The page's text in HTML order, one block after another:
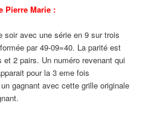
Pierre Marie :
soir avec une série en 9 sur trois
par 49-09=40. La parité est
et 2 pairs. Un numéro revenant qui
pour la 3 eme fois
gagnant avec cette grille originale